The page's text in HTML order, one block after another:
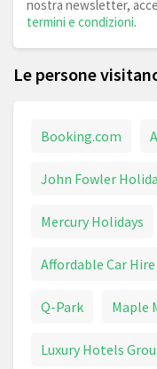
nostra newsletter,
termini e condizioni.
Le persone
Booking.com
John Fowler
Mercury Holidays
Affordable Car Hire
Q-Park Maple
Luxury Hotels